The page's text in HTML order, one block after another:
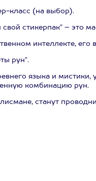
класс (на выбор).
свой стикерпак" –
интеллекте,
рун".
языка и мистики,
комбинацию рун.
станут